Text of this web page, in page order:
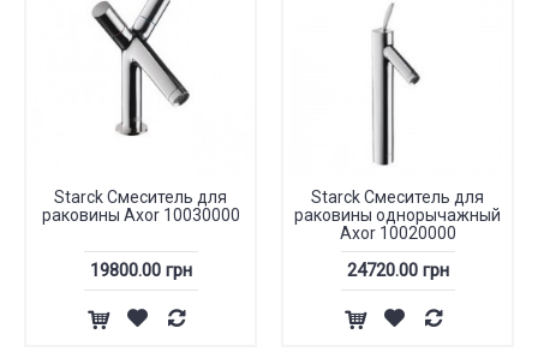
Starck Смеситель для
раковины Axor 10030000
19800.00 грн
Starck Смеситель для
раковины однорычажный
Axor 10020000
24720.00 грн